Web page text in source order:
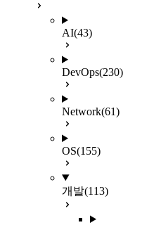
AI(43)
DevOps(230)
Network(61)
OS(155)
개발(113)